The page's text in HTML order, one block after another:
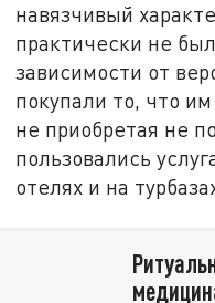
навязчивый
практически не
зависимости от
покупали то, что
не приобретая не
пользовались
отелях и на